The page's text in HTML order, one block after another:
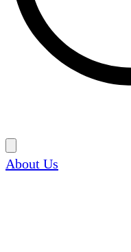
About Us